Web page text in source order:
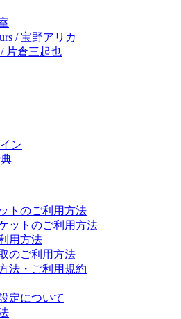
/ 宝野アリカ
片倉三起也
ン
トのご利用方法
ットのご利用方法
用方法
のご利用方法
法・ご利用規約
定について